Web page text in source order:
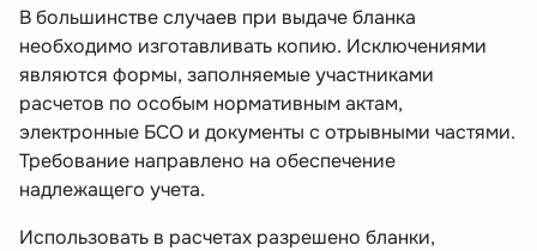
В большинстве случаев при выдаче бланка
необходимо изготавливать копию. Исключениями
являются формы, заполняемые участниками
расчетов по особым нормативным актам,
электронные БСО и документы с отрывными частями.
Требование направлено на обеспечение
надлежащего учета.
Использовать в расчетах разрешено бланки,